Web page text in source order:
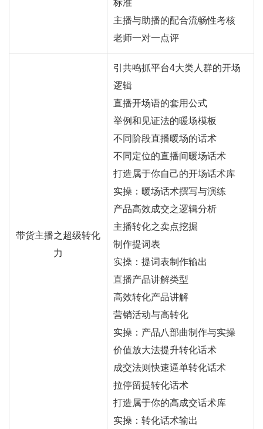
标准
主播与助播的配合流畅性考核
老师一对一点评
带货主播之超级转化
力
引共鸣抓平台4大类人群的开场
逻辑
直播开场语的套用公式
举例和见证法的暖场模板
不同阶段直播暖场的话术
不同定位的直播间暖场话术
打造属于你自己的开场话术库
实操：暖场话术撰写与演练
产品高效成交之逻辑分析
主播转化之卖点挖掘
制作提词表
实操：提词表制作输出
直播产品讲解类型
高效转化产品讲解
营销活动与高转化
实操：产品八部曲制作与实操
价值放大法提升转化话术
成交法则快速逼单转化话术
拉停留提转化话术
打造属于你的高成交话术库
实操：转化话术输出